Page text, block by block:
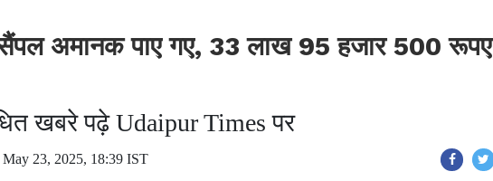
अमानक पाए गए, 33 लाख 95 हजार 500 रूपए
खबरे पढ़े Udaipur Times पर
May 23, 2025, 18:39 IST